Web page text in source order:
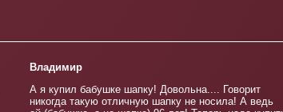
Владимир
А я купил бабушке шапку! Довольна.... Говорит
никогда такую отличную шапку не носила! А ведь